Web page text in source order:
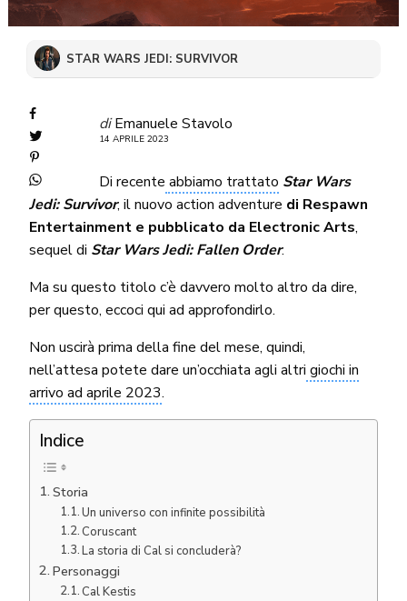
STAR WARS JEDI: SURVIVOR
di Emanuele Stavolo
14 APRILE 2023
Di recente abbiamo trattato Star Wars
Jedi: Survivor, il nuovo action adventure di Respawn
Entertainment e pubblicato da Electronic Arts,
sequel di Star Wars Jedi: Fallen Order.
Ma su questo titolo c’è davvero molto altro da dire,
per questo, eccoci qui ad approfondirlo.
Non uscirà prima della fine del mese, quindi,
nell’attesa potete dare un’occhiata agli altri giochi in
arrivo ad aprile 2023.
Indice
Storia
Un universo con infinite possibilità
Coruscant
La storia di Cal si concluderà?
Personaggi
Cal Kestis